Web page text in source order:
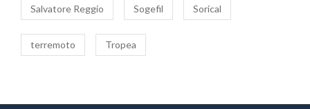
Salvatore Reggio Sogefil Sorical
terremoto Tropea